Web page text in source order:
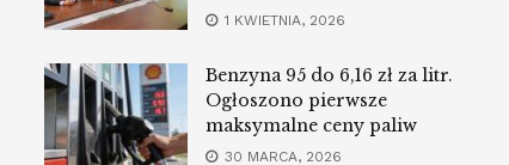
1 KWIETNIA, 2026
Benzyna 95 do 6,16 zł za litr.
Ogłoszono pierwsze
maksymalne ceny paliw
30 MARCA, 2026